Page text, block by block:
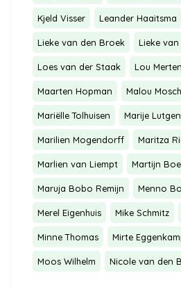
Kjeld Visser Leander Haaitsma
Lieke van den Broek Lieke
Loes van der Staak Lou
Maarten Hopman Malou Mosch
Mariëlle Tolhuisen Marije
Marilien Mogendorff Maritza
Marlien van Liempt Martijn
Maruja Bobo Remijn Menno
Merel Eigenhuis Mike Schmitz
Minne Thomas Mirte
Moos Wilhelm Nicole van den